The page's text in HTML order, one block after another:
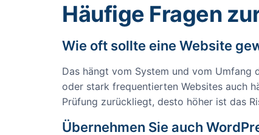
Häufige Fragen
Wie oft sollte eine Website
Das hängt vom System und vom Umfang
oder stark frequentierten Websites auch
Prüfung zurückliegt, desto höher ist das
Übernehmen Sie auch